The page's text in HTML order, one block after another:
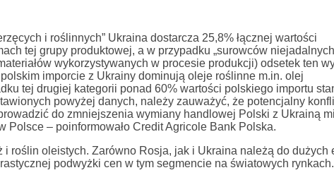
i roślinnych” Ukraina dostarcza 25,8% łącznej wartości
tej grupy produktowej, a w przypadku „surowców
wykorzystywanych w procesie produkcji) odsetek ten
imporcie z Ukrainy dominują oleje roślinne m.in. olej
tej drugiej kategorii ponad 60% wartości polskiego importu
powyżej danych, należy zauważyć, że potencjalny
do zmniejszenia wymiany handlowej Polski z Ukrainą
Polsce – poinformowało Credit Agricole Bank Polska.
roślin oleistych. Zarówno Rosja, jak i Ukraina należą do dużych
podwyżki cen w tym segmencie na światowych rynkach.